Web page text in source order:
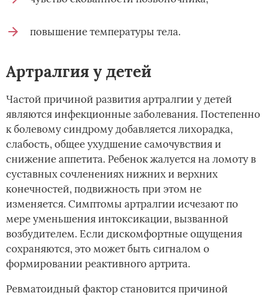
повышение температуры тела.
Артралгия у детей
Частой причиной развития артралгии у детей
являются инфекционные заболевания. Постепенно
к болевому синдрому добавляется лихорадка,
слабость, общее ухудшение самочувствия и
снижение аппетита. Ребенок жалуется на ломоту в
суставных сочленениях нижних и верхних
конечностей, подвижность при этом не
изменяется. Симптомы артралгии исчезают по
мере уменьшения интоксикации, вызванной
возбудителем. Если дискомфортные ощущения
сохраняются, это может быть сигналом о
формировании реактивного артрита.
Ревматоидный фактор становится причиной